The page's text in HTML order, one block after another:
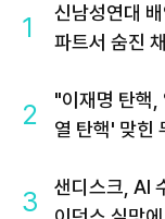
1
신남성연대
파트서 숨진
2
"이재명 탄핵,
열 탄핵' 맞힌
3
샌디스크, AI